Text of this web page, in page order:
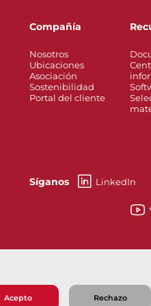
Acepto Rechazo
Compañía
Nosotros
Ubicaciones
Asociación
Sostenibilidad
Portal del cliente
Síganos LinkedIn